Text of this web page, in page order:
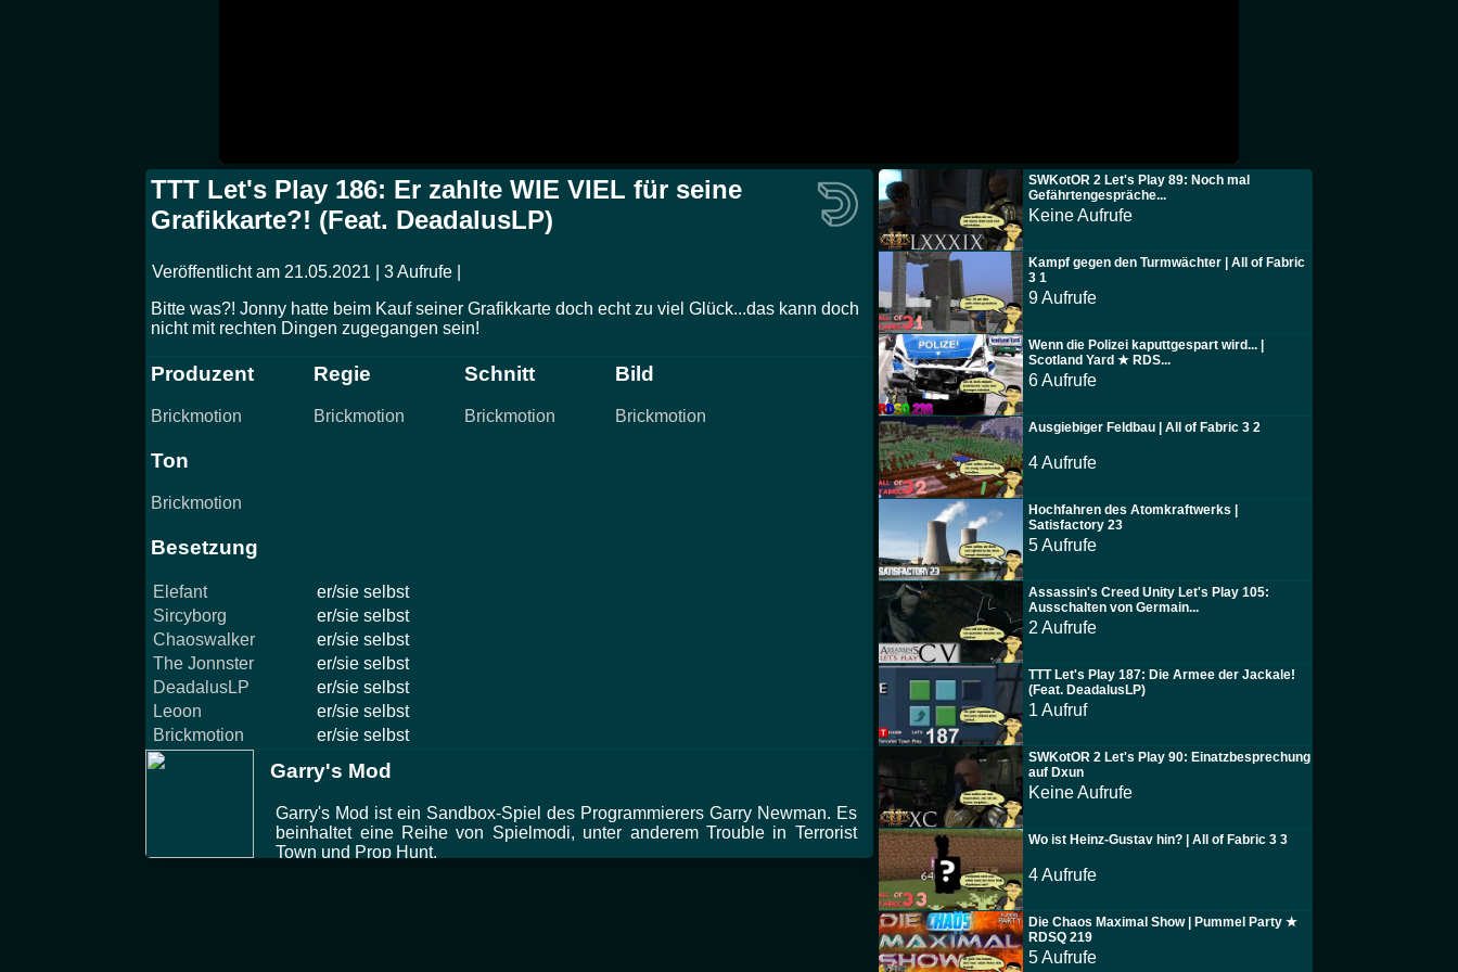
TTT Let's Play 186: Er zahlte WIE VIEL für seine
Grafikkarte?! (Feat. DeadalusLP)
Veröffentlicht am 21.05.2021 | 3 Aufrufe |
Bitte was?! Jonny hatte beim Kauf seiner Grafikkarte doch echt zu viel Glück...das kann doch
nicht mit rechten Dingen zugegangen sein!
Produzent
Brickmotion
Regie
Brickmotion
Schnitt
Brickmotion
Bild
Brickmotion
Ton
Brickmotion
Besetzung
Elefant
er/sie selbst
Sircyborg
er/sie selbst
Chaoswalker
er/sie selbst
The Jonnster
er/sie selbst
DeadalusLP
er/sie selbst
Leoon
er/sie selbst
Brickmotion
er/sie selbst
Garry's Mod
Garry's Mod ist ein Sandbox-Spiel des Programmierers Garry Newman. Es
beinhaltet eine Reihe von Spielmodi, unter anderem Trouble in Terrorist
Town und Prop Hunt.
SWKotOR 2 Let's Play 89: Noch mal
Gefährtengespräche...
Keine Aufrufe
Kampf gegen den Turmwächter | All of Fabric
3 1
9 Aufrufe
Wenn die Polizei kaputtgespart wird... |
Scotland Yard ★ RDS...
6 Aufrufe
Ausgiebiger Feldbau | All of Fabric 3 2
4 Aufrufe
Hochfahren des Atomkraftwerks |
Satisfactory 23
5 Aufrufe
Assassin's Creed Unity Let's Play 105:
Ausschalten von Germain...
2 Aufrufe
TTT Let's Play 187: Die Armee der Jackale!
(Feat. DeadalusLP)
1 Aufruf
SWKotOR 2 Let's Play 90: Einatzbesprechung
auf Dxun
Keine Aufrufe
Wo ist Heinz-Gustav hin? | All of Fabric 3 3
4 Aufrufe
Die Chaos Maximal Show | Pummel Party ★
RDSQ 219
5 Aufrufe